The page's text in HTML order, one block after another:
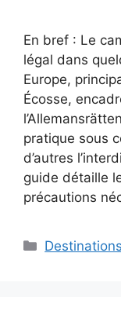
En bref : Le
légal dans
Europe,
Écosse,
pratique sous
d’autres
guide détaille
précautions
Catégories